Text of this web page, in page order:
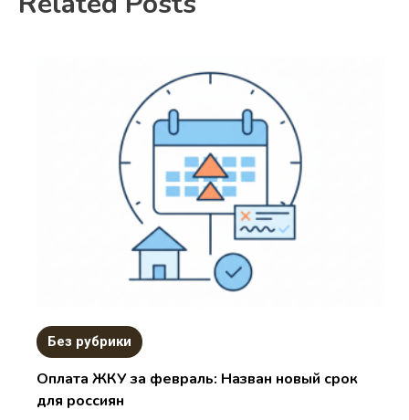
Без рубрики
Оплата ЖКУ за февраль: Назван новый срок
для россиян